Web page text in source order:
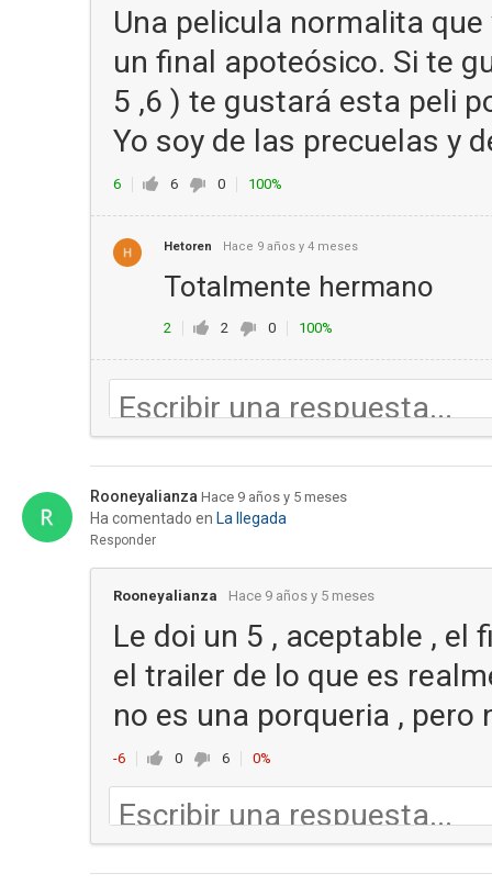
Una pelicula normalita
un final apoteósico. Si te
5 ,6 ) te gustará esta peli
Yo soy de las precuelas y
6 6 0 100%
Hetoren Hace 9 años y 4 meses
Totalmente hermano
2 2 0 100%
Rooneyalianza Hace 9 años y 5 meses
Ha comentado en La llegada
Responder
Rooneyalianza Hace 9 años y 5 meses
Le doi un 5 , aceptable , el
el trailer de lo que es
no es una porqueria , pero
-6 0 6 0%